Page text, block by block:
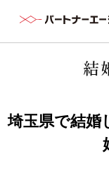
埼玉県で結婚